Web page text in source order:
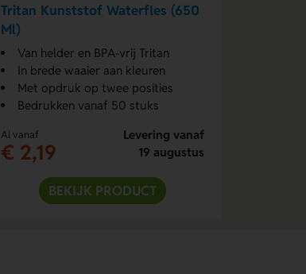
Tritan Kunststof Waterfles (650
Ml)
Van helder en BPA-vrij Tritan
In brede waaier aan kleuren
Met opdruk op twee posities
Bedrukken vanaf 50 stuks
Al vanaf
€ 2,19
Levering vanaf
19 augustus
BEKIJK PRODUCT